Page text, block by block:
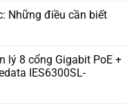
Những điều cần biết
lý 8 cổng Gigabit PoE +
IES6300SL-